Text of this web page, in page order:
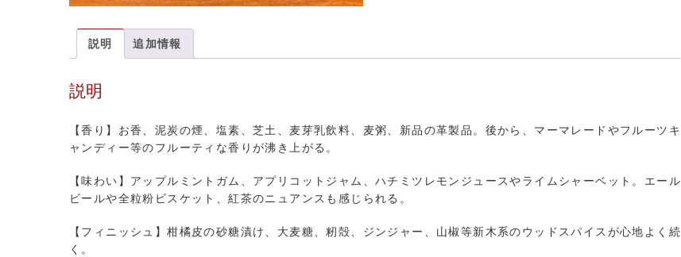
説明 追加情報
説明
【香り】お香、泥炭の煙、塩素、芝土、麦芽乳飲料、麦粥、新品の革製品。後から、マーマレードやフルーツキ
ャンディー等のフルーティな香りが沸き上がる。
【味わい】アップルミントガム、アプリコットジャム、ハチミツレモンジュースやライムシャーベット。エール
ビールや全粒粉ビスケット、紅茶のニュアンスも感じられる。
【フィニッシュ】柑橘皮の砂糖漬け、大麦糖、籾殻、ジンジャー、山椒等新木系のウッドスパイスが心地よく続
く。